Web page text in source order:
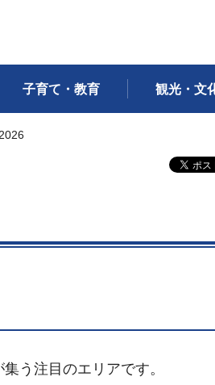
子育て・教育 観光・文
う注目のエリアです。